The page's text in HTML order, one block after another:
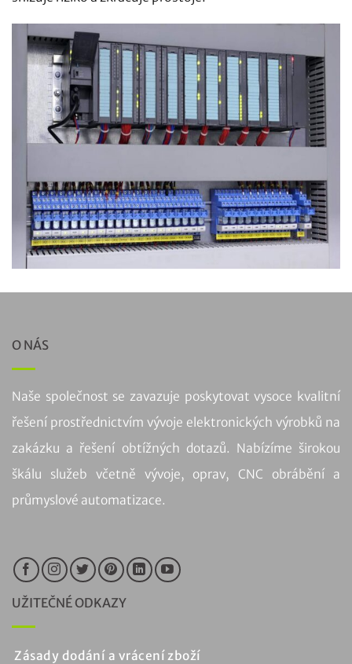
O NÁS
Naše společnost se zavazuje poskytovat vysoce kvalitní
řešení prostřednictvím vývoje elektronických výrobků na
zakázku a řešení obtížných dotazů. Nabízíme širokou
škálu služeb včetně vývoje, oprav, CNC obrábění a
průmyslové automatizace.
UŽITEČNÉ ODKAZY
Zásady dodání a vrácení zboží